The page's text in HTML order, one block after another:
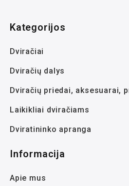
Kategorijos
Dviračiai
Dviračių dalys
Dviračių priedai, aksesuarai,
Laikikliai dviračiams
Dviratininko apranga
Informacija
Apie mus